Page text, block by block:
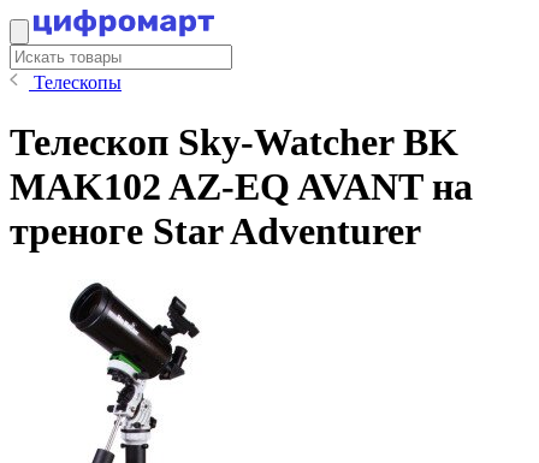
Телескопы
Телескоп Sky-Watcher BK
MAK102 AZ-EQ AVANT на
треноге Star Adventurer